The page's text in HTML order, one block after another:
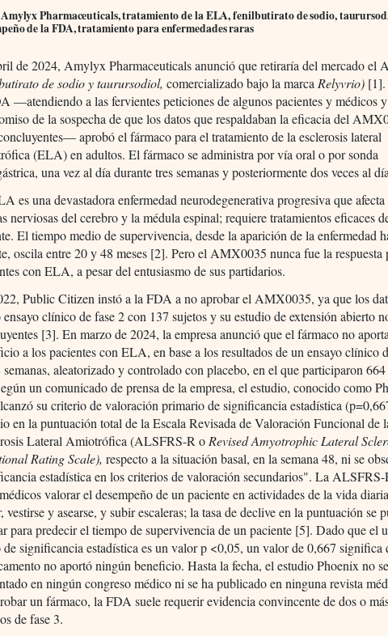
Pharmaceuticals, tratamiento de la ELA, fenilbutirato de sodio,
de la FDA, tratamiento para enfermedades raras
de 2024, Amylyx Pharmaceuticals anunció que retiraría del mercado el
de sodio y taurursodiol, comercializado bajo la marca Relyvrio) [1].
—atendiendo a las fervientes peticiones de algunos pacientes y médicos
de la sospecha de que los datos que respaldaban la eficacia del
aprobó el fármaco para el tratamiento de la esclerosis lateral
(ELA) en adultos. El fármaco se administra por vía oral o por sonda
una vez al día durante tres semanas y posteriormente dos veces al
es una devastadora enfermedad neurodegenerativa progresiva que afecta
nerviosas del cerebro y la médula espinal; requiere tratamientos eficaces
El tiempo medio de supervivencia, desde la aparición de la enfermedad
oscila entre 20 y 48 meses [2]. Pero el AMX0035 nunca fue la respuesta
con ELA, a pesar del entusiasmo de sus partidarios.
Public Citizen instó a la FDA a no aprobar el AMX0035, ya que los
clínico de fase 2 con 137 sujetos y su estudio de extensión abierto
[3]. En marzo de 2024, la empresa anunció que el fármaco no
a los pacientes con ELA, en base a los resultados de un ensayo clínico
semanas, aleatorizado y controlado con placebo, en el que participaron
un comunicado de prensa de la empresa, el estudio, conocido como
su criterio de valoración primario de significancia estadística
en la puntuación total de la Escala Revisada de Valoración Funcional de
Lateral Amiotrófica (ALSFRS-R o Revised Amyotrophic Lateral
Rating Scale), respecto a la situación basal, en la semana 48, ni se
estadística en los criterios de valoración secundarios". La
valorar el desempeño de un paciente en actividades de la vida
vestirse y asearse, y subir escaleras; la tasa de declive en la puntuación se
para predecir el tiempo de supervivencia de un paciente [5]. Dado que el
significancia estadística es un valor p <0,05, un valor de 0,667 significa
no aportó ningún beneficio. Hasta la fecha, el estudio Phoenix no
en ningún congreso médico ni se ha publicado en ninguna revista
un fármaco, la FDA suele requerir evidencia convincente de dos o
de fase 3.